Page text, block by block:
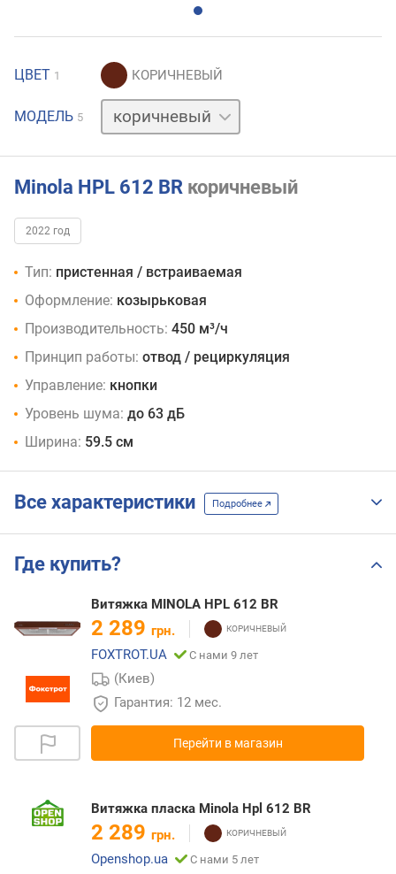
ЦВЕТ 1
МОДЕЛЬ 5
бежевый
белый
Minola HPL 612 BR коричневый
2022 год
Тип: пристенная / встраиваемая
Оформление: козырьковая
Производительность: 450 м³/ч
Принцип работы: отвод / рециркуляция
Управление: кнопки
Уровень шума: до 63 дБ
Ширина: 59.5 см
Все характеристики Подробнее
Где купить?
Витяжка MINOLA HPL 612 BR
2 289 грн.
FOXTROT.UA
С нами 9 лет
(Киев)
Гарантия: 12 мес.
Перейти в магазин
Витяжка пласка Minola Hpl 612 BR
2 289 грн.
Openshop.ua
С нами 5 лет